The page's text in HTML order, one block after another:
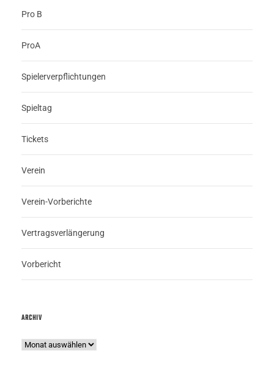
Pro B
ProA
Spielerverpflichtungen
Spieltag
Tickets
Verein
Verein-Vorberichte
Vertragsverlängerung
Vorbericht
ARCHIV